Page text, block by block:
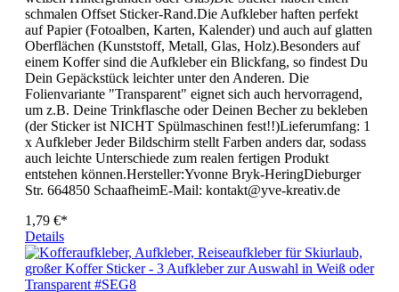
schmalen Offset Sticker-Rand.Die Aufkleber haften perfekt
auf Papier (Fotoalben, Karten, Kalender) und auch auf glatten
Oberflächen (Kunststoff, Metall, Glas, Holz).Besonders auf
einem Koffer sind die Aufkleber ein Blickfang, so findest Du
Dein Gepäckstück leichter unter den Anderen. Die
Folienvariante "Transparent" eignet sich auch hervorragend,
um z.B. Deine Trinkflasche oder Deinen Becher zu bekleben
(der Sticker ist NICHT Spülmaschinen fest!!)Lieferumfang: 1
x Aufkleber Jeder Bildschirm stellt Farben anders dar, sodass
auch leichte Unterschiede zum realen fertigen Produkt
entstehen können.Hersteller:Yvonne Bryk-HeringDieburger
Str. 664850 SchaafheimE-Mail: kontakt@yve-kreativ.de
1,79 €*
Details